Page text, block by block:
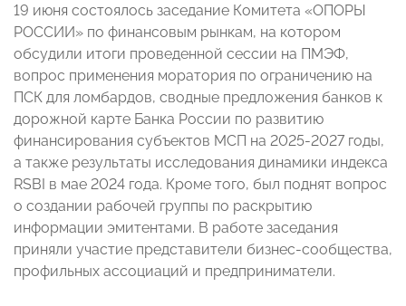
19 июня состоялось заседание Комитета «ОПОРЫ
РОССИИ» по финансовым рынкам, на котором
обсудили итоги проведенной сессии на ПМЭФ,
вопрос применения моратория по ограничению на
ПСК для ломбардов, сводные предложения банков к
дорожной карте Банка России по развитию
финансирования субъектов МСП на 2025-2027 годы,
а также результаты исследования динамики индекса
RSBI в мае 2024 года. Кроме того, был поднят вопрос
о создании рабочей группы по раскрытию
информации эмитентами. В работе заседания
приняли участие представители бизнес-сообщества,
профильных ассоциаций и предприниматели.